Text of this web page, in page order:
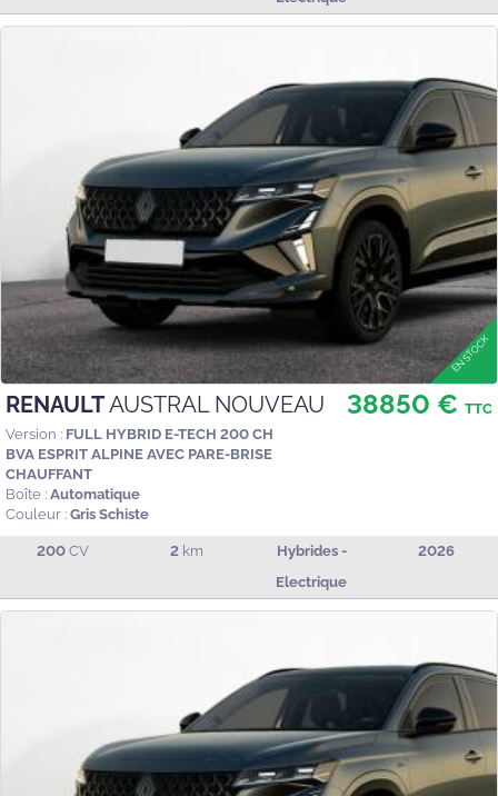
RENAULTAUSTRAL NOUVEAU
Version : FULL HYBRID E-TECH 200 CH
BVA ESPRIT ALPINE AVEC PARE-BRISE
CHAUFFANT
Boîte : Automatique
Couleur : Gris Schiste
38850 € TTC
200 CV 2 km
Hybrides -
Electrique
2026